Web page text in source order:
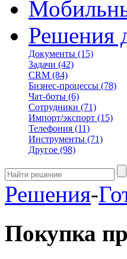
Решения
Документы (15)
Задачи (42)
CRM (84)
Бизнес-процессы (78)
Чат-боты (6)
Сотрудники (71)
Импорт/экспорт (15)
Телефония (11)
Инструменты (71)
Другое (98)
Решения-
Покупка